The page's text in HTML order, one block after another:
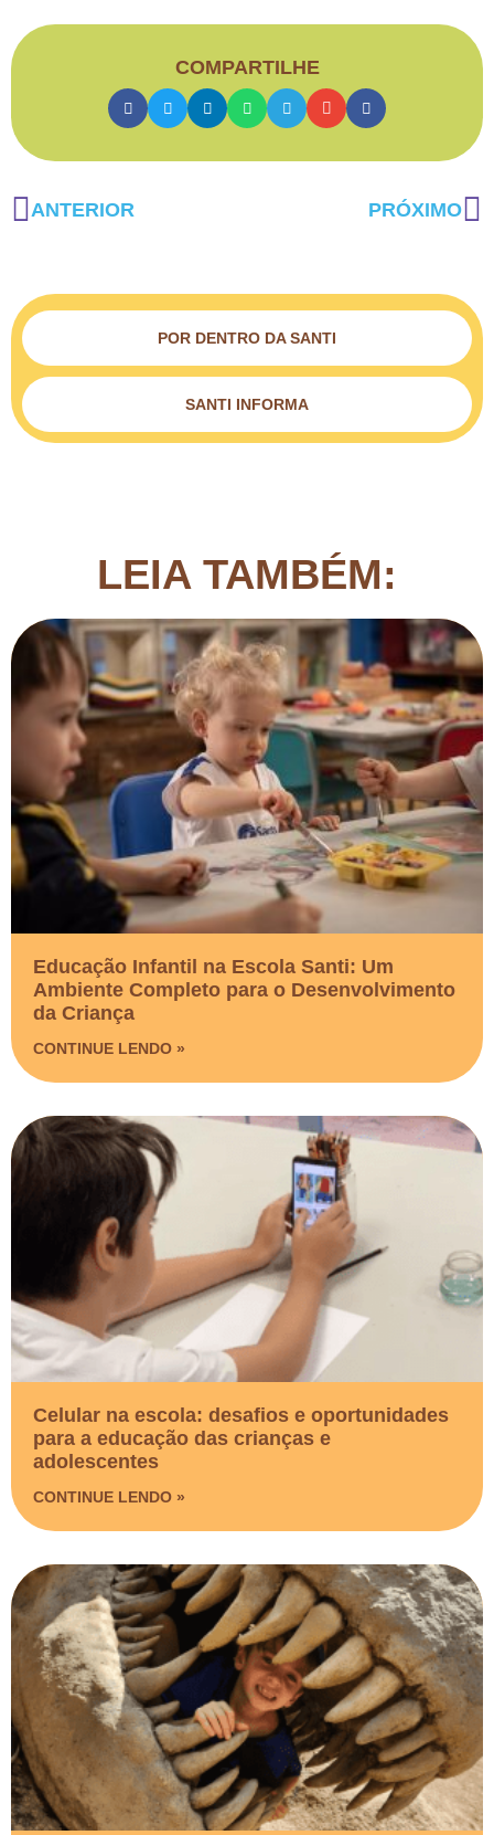
POR DENTRO DA SANTI
SANTI INFORMA
COMPARTILHE
ANTERIOR PRÓXIMO
LEIA TAMBÉM:
Educação Infantil na Escola Santi: Um
Ambiente Completo para o Desenvolvimento
da Criança
CONTINUE LENDO »
Celular na escola: desafios e oportunidades
para a educação das crianças e
adolescentes
CONTINUE LENDO »